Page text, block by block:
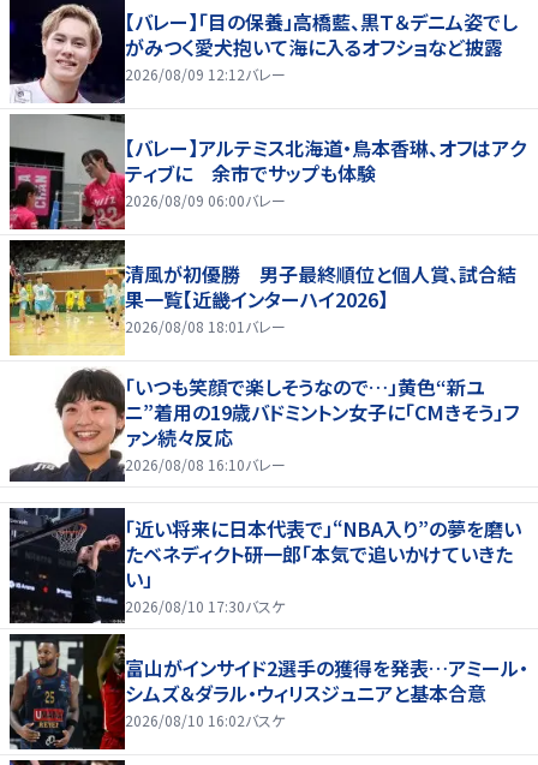
【バレー】「目の保養」高橋藍、黒Ｔ＆デニム姿でし
がみつく愛犬抱いて海に入るオフショなど披露
2026/08/09 12:12バレー
【バレー】アルテミス北海道・鳥本香琳、オフはアク
ティブに 余市でサップも体験
2026/08/09 06:00バレー
清風が初優勝 男子最終順位と個人賞、試合結
果一覧【近畿インターハイ2026】
2026/08/08 18:01 バレー
「いつも笑顔で楽しそうなので…」黄色“新ユ
ニ”着用の19歳バドミントン女子に「CMきそう」フ
ァン続々反応
2026/08/08 16:10バレー
「近い将来に日本代表で」“NBA入り”の夢を磨い
たベネディクト研一郎「本気で追いかけていきた
い」
2026/08/10 17:30バスケ
富山がインサイド2選手の獲得を発表…アミール・
シムズ＆ダラル・ウィリスジュニアと基本合意
2026/08/10 16:02バスケ